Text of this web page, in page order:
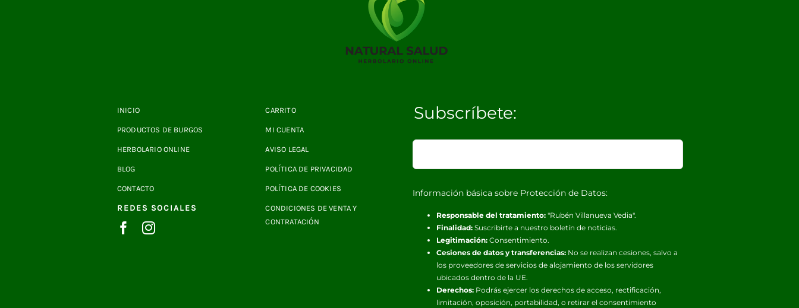
INICIO
PRODUCTOS DE BURGOS
HERBOLARIO ONLINE
BLOG
CONTACTO
REDES SOCIALES
CARRITO
MI CUENTA
AVISO LEGAL
POLÍTICA DE PRIVACIDAD
POLÍTICA DE COOKIES
CONDICIONES DE VENTA Y
CONTRATACIÓN
Subscríbete:
Información básica sobre Protección de Datos:
Responsable del tratamiento: "Rubén Villanueva Vedia".
Finalidad: Suscribirte a nuestro boletín de noticias.
Legitimación: Consentimiento.
Cesiones de datos y transferencias: No se realizan cesiones, salvo a
los proveedores de servicios de alojamiento de los servidores
ubicados dentro de la UE.
Derechos: Podrás ejercer los derechos de acceso, rectificación,
limitación, oposición, portabilidad, o retirar el consentimiento